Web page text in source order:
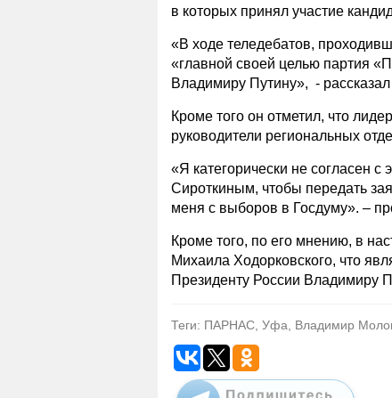
в которых принял участие
«В ходе теледебатов,
«главной своей целью партия
Владимиру Путину», -
Кроме того он отметил, что
руководители региональных
«Я категорически не согласен
Сироткиным, чтобы передать
меня с выборов в Госдуму». –
Кроме того, по его мнению, в
Михаила Ходорковского, что
Президенту России Владимиру
Теги: ПАРНАС, Уфа, Владимир